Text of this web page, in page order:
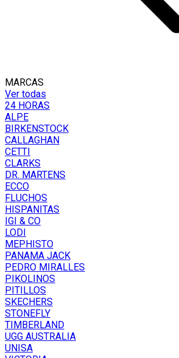
MARCAS
Ver todas
24 HORAS
ALPE
BIRKENSTOCK
CALLAGHAN
CETTI
CLARKS
DR. MARTENS
ECCO
FLUCHOS
HISPANITAS
IGI & CO
LODI
MEPHISTO
PANAMA JACK
PEDRO MIRALLES
PIKOLINOS
PITILLOS
SKECHERS
STONEFLY
TIMBERLAND
UGG AUSTRALIA
UNISA